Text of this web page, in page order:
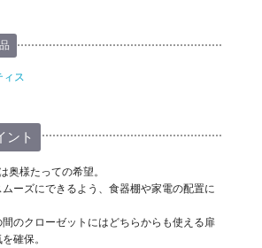
ス
ント
奥様たっての希望。
ーズにできるよう、食器棚や家電の配置に
のクローゼットにはどちらからも使える扉
確保。